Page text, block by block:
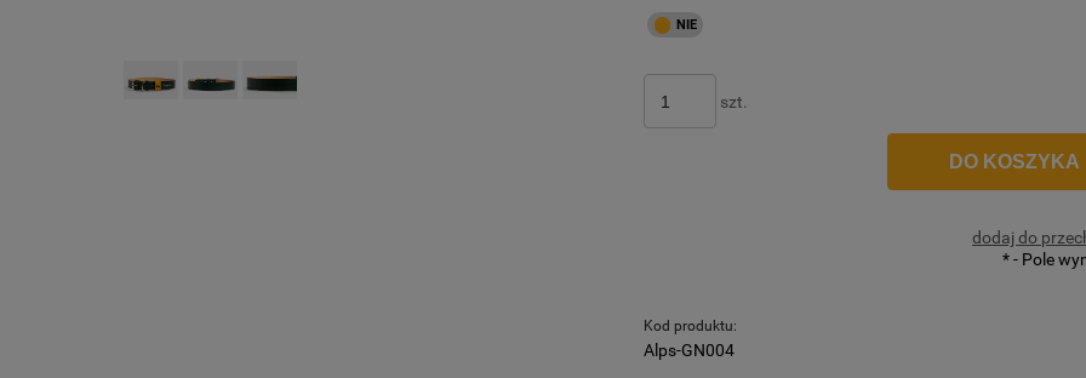
szt.
DO KOSZYKA
dodaj do
*- Pole
Kod produktu:
Alps-GN004